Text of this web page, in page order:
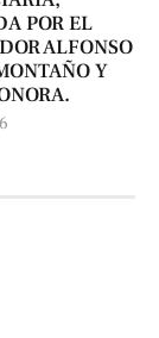
POR EL
ALFONSO
Y